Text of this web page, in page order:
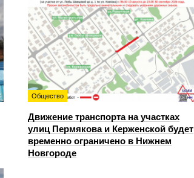
Общество
Движение транспорта на участках
улиц Пермякова и Керженской будет
временно ограничено в Нижнем
Новгороде